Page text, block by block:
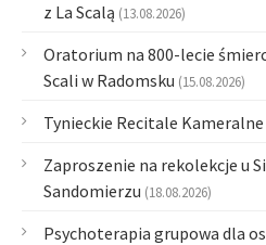
z La Scalą (13.08.2026)
Oratorium na 800-lecie
Scali w Radomsku (15.08.2026)
Tynieckie Recitale Kameralne
Zaproszenie na rekolekcje u
Sandomierzu (18.08.2026)
Psychoterapia grupowa dla